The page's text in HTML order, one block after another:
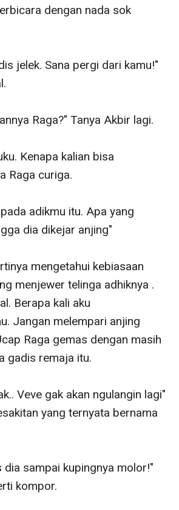
dengan nada sok
jelek. Sana pergi dari kamu!"
Raga?" Tanya Akbir lagi.
Kenapa kalian bisa
Raga curiga.
adikmu itu. Apa yang
dia dikejar anjing"
mengetahui kebiasaan
menjewer telinga adhiknya .
Berapa kali aku
Jangan melempari anjing
Raga gemas dengan masih
gadis remaja itu.
Veve gak akan ngulangin lagi"
yang ternyata bernama
dia sampai kupingnya molor!"
kompor.